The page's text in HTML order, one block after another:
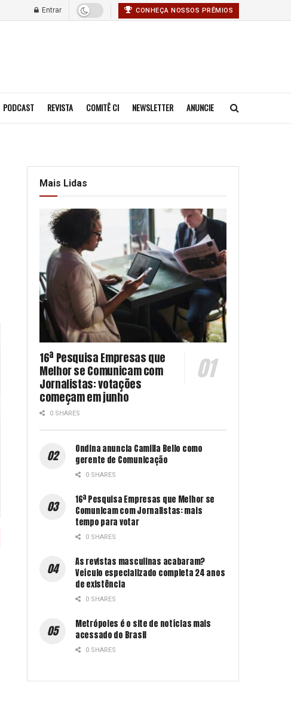
Entrar CONHEÇA NOSSOS PRÊMIOS
PODCAST REVISTA COMITÊ CI NEWSLETTER ANUNCIE
Mais Lidas
16ª Pesquisa Empresas que
Melhor se Comunicam com
Jornalistas: votações
começam em junho
0 SHARES
Ondina anuncia Camilla Bello como
gerente de Comunicação
0 SHARES
16ª Pesquisa Empresas que Melhor se
Comunicam com Jornalistas: mais
tempo para votar
0 SHARES
As revistas masculinas acabaram?
Veículo especializado completa 24 anos
de existência
0 SHARES
Metrópoles é o site de notícias mais
acessado do Brasil
0 SHARES